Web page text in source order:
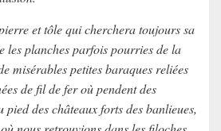
et tôle qui cherchera toujours sa
les planches parfois pourries de la
misérables petites baraques reliées
de fil de fer où pendent des
des châteaux forts des banlieues,